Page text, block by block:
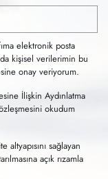
elektronik posta
kişisel verilerimin bu
onay veriyorum.
İlişkin Aydınlatma
okudum
sağlayan
açık rızamla